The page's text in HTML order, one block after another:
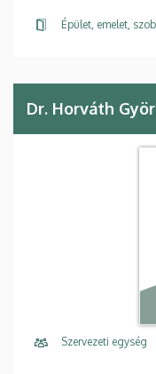
Épület, emelet,
Dr. Horváth
Szervezeti egység